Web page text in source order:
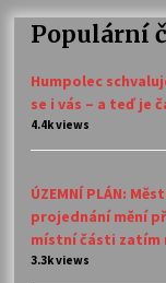
Populární
Humpolec
se i vás – a teď je
4.4k views
ÚZEMNÍ PLÁN:
projednání mění
místní části zatím
3.3k views